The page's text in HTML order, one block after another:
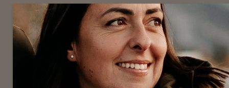
schlemmen Sie in der historischenMühlbacher Klause
ihrem tollen Spielbereich für Kinder.